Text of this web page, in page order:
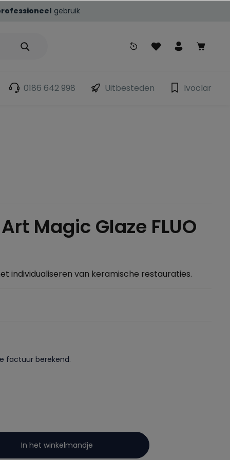
gebruik
0186 642 998 Uitbesteden Ivoclar
Magic Glaze FLUO
individualiseren van keramische restauraties.
factuur berekend.
In het winkelmandje